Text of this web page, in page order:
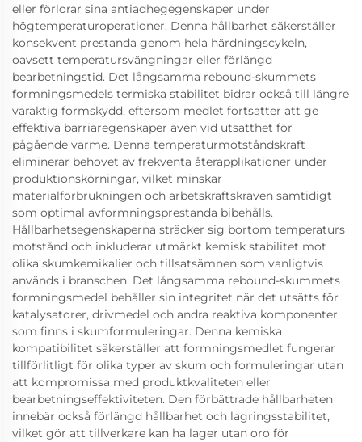
eller förlorar sina antiadhegegenskaper under
högtemperaturoperationer. Denna hållbarhet säkerställer
konsekvent prestanda genom hela härdningscykeln,
oavsett temperatursvängningar eller förlängd
bearbetningstid. Det långsamma rebound-skummets
formningsmedels termiska stabilitet bidrar också till längre
varaktig formskydd, eftersom medlet fortsätter att ge
effektiva barriäregenskaper även vid utsatthet för
pågående värme. Denna temperaturmotståndskraft
eliminerar behovet av frekventa återapplikationer under
produktionskörningar, vilket minskar
materialförbrukningen och arbetskraftskraven samtidigt
som optimal avformningsprestanda bibehålls.
Hållbarhetsegenskaperna sträcker sig bortom temperaturs
motstånd och inkluderar utmärkt kemisk stabilitet mot
olika skumkemikalier och tillsatsämnen som vanligtvis
används i branschen. Det långsamma rebound-skummets
formningsmedel behåller sin integritet när det utsätts för
katalysatorer, drivmedel och andra reaktiva komponenter
som finns i skumformuleringar. Denna kemiska
kompatibilitet säkerställer att formningsmedlet fungerar
tillförlitligt för olika typer av skum och formuleringar utan
att kompromissa med produktkvaliteten eller
bearbetningseffektiviteten. Den förbättrade hållbarheten
innebär också förlängd hållbarhet och lagringsstabilitet,
vilket gör att tillverkare kan ha lager utan oro för